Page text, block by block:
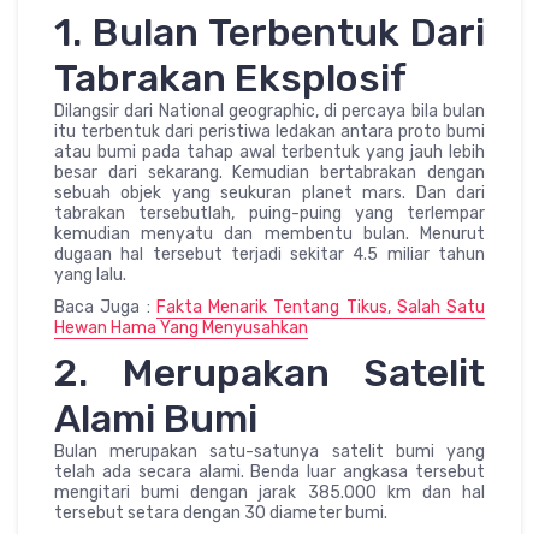
1. Bulan Terbentuk Dari
Tabrakan Eksplosif
Dilangsir dari National geographic, di percaya bila bulan
itu terbentuk dari peristiwa ledakan antara proto bumi
atau bumi pada tahap awal terbentuk yang jauh lebih
besar dari sekarang. Kemudian bertabrakan dengan
sebuah objek yang seukuran planet mars. Dan dari
tabrakan tersebutlah, puing-puing yang terlempar
kemudian menyatu dan membentu bulan. Menurut
dugaan hal tersebut terjadi sekitar 4.5 miliar tahun
yang lalu.
Baca Juga : Fakta Menarik Tentang Tikus, Salah Satu
Hewan Hama Yang Menyusahkan
2. Merupakan Satelit
Alami Bumi
Bulan merupakan satu-satunya satelit bumi yang
telah ada secara alami. Benda luar angkasa tersebut
mengitari bumi dengan jarak 385.000 km dan hal
tersebut setara dengan 30 diameter bumi.